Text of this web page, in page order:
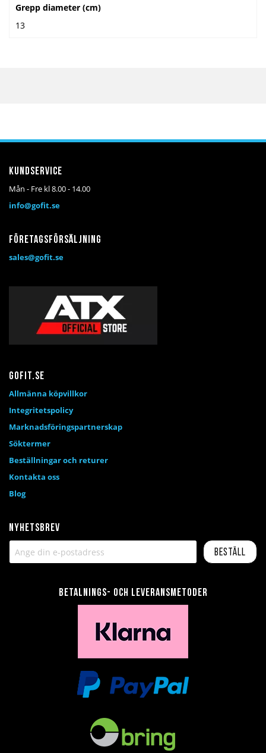
Grepp diameter (cm)
13
Nyhetsbrev
Beställ
Kundservice
Mån - Fre kl 8.00 - 14.00
info@gofit.se
Företagsförsäljning
sales@gofit.se
Betalnings- och leveransmetoder
Gofit.se
Allmänna köpvillkor
Integritetspolicy
Marknadsföringspartnerskap
Söktermer
Beställningar och returer
Kontakta oss
Blog